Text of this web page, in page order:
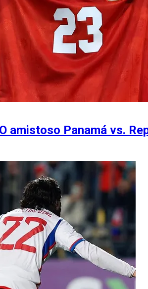
amistoso Panamá vs.